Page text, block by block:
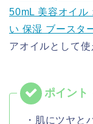
50mL 美容オイル
い 保湿 ブースタ
アオイルとして使
・肌にツヤと